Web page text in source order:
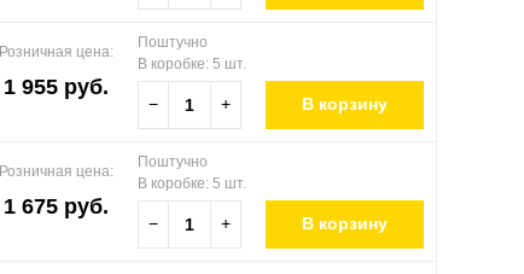
Розничная цена:
1 955 руб.
Поштучно
В коробке: 5 шт.
− + В корзину
Розничная цена:
1 675 руб.
Поштучно
В коробке: 5 шт.
− + В корзину